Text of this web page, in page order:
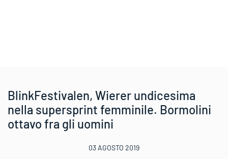
BlinkFestivalen, Wierer undicesima
nella supersprint femminile. Bormolini
ottavo fra gli uomini
03 AGOSTO 2019